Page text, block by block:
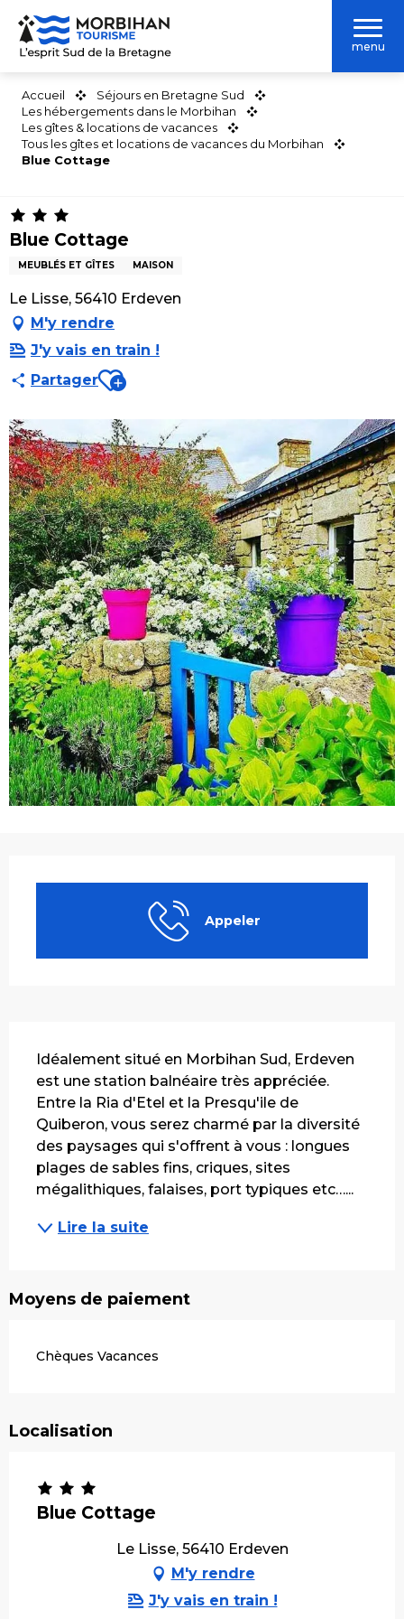
Aller
contenu
menu
Accueil
Séjours en Bretagne Sud
Les hébergements dans le Morbihan
Les gîtes & locations de vacances
Tous les gîtes et locations de vacances du Morbihan
Blue Cottage
Blue Cottage
MEUBLÉS ET GÎTES MAISON
Le Lisse, 56410 Erdeven
M'y rendre
J'y vais en train !
PartagerAjouter aux favoris
Appeler
Idéalement situé en Morbihan Sud, Erdeven
est une station balnéaire très appréciée.
Entre la Ria d'Etel et la Presqu'ile de
Quiberon, vous serez charmé par la diversité
des paysages qui s'offrent à vous : longues
plages de sables fins, criques, sites
mégalithiques, falaises, port typiques etc…...
Lire la suite
Moyens de paiement
Chèques Vacances
Localisation
Blue Cottage
Le Lisse, 56410 Erdeven
M'y rendre
J'y vais en train !